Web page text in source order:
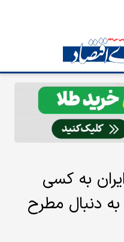
به کسی
دنبال مطرح